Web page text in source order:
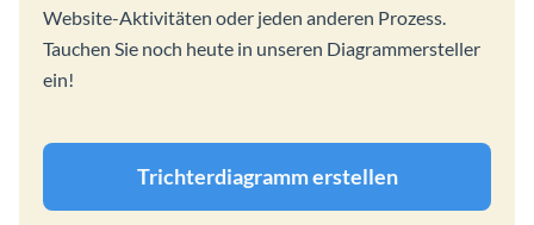
Website-Aktivitäten oder jeden anderen Prozess.
Tauchen Sie noch heute in unseren Diagrammersteller
ein!
Trichterdiagramm erstellen